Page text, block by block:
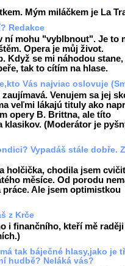
Mým miláčkem je La
Redakce
ní mohu "vyblbnout". Je to
Opera je můj život.
Když se mi náhodou stane,
tak to cítím na hlase.
Vás najviac oslovuje
Venujem sa jej
veľmi lákajú tituly ako
opery B. Brittna, ale títo
klasikov. (Moderátor je
Vypadáš stále dobře.
holčička, chodila jsem
měsíce. Od porodu
Ale jsem optimistkou
z Krče
i finančního, kteří mě raději
tak báječné hlasy,jako je
hudbě? Neláká vás?